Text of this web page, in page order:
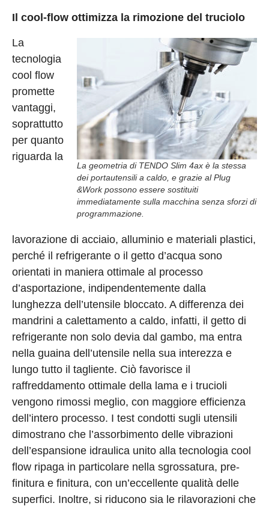
Il cool-flow ottimizza la rimozione del truciolo
La geometria di TENDO Slim 4ax è la stessa
dei portautensili a caldo, e grazie al Plug
&Work possono essere sostituiti
immediatamente sulla macchina senza sforzi di
programmazione.
La
tecnologia
cool flow
promette
vantaggi,
soprattutto
per quanto
riguarda la
lavorazione di acciaio, alluminio e materiali plastici,
perché il refrigerante o il getto d’acqua sono
orientati in maniera ottimale al processo
d’asportazione, indipendentemente dalla
lunghezza dell’utensile bloccato. A differenza dei
mandrini a calettamento a caldo, infatti, il getto di
refrigerante non solo devia dal gambo, ma entra
nella guaina dell’utensile nella sua interezza e
lungo tutto il tagliente. Ciò favorisce il
raffreddamento ottimale della lama e i trucioli
vengono rimossi meglio, con maggiore efficienza
dell’intero processo. I test condotti sugli utensili
dimostrano che l’assorbimento delle vibrazioni
dell’espansione idraulica unito alla tecnologia cool
flow ripaga in particolare nella sgrossatura, pre-
finitura e finitura, con un’eccellente qualità delle
superfici. Inoltre, si riducono sia le rilavorazioni che